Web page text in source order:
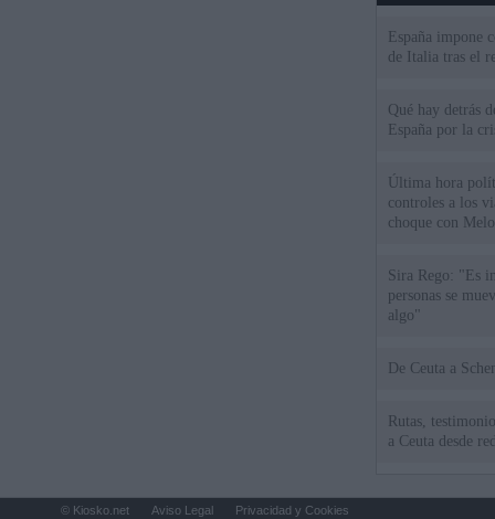
España impone
de Italia tras el
Qué hay detrás
España por la
Última hora
controles a los
choque con
Sira Rego: "Es
personas se
algo"
De
Rutas,
a Ceuta desde
© Kiosko.net Aviso Legal Privacidad y Cookies